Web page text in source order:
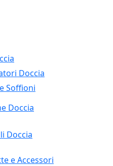
Doccia
Soffioni
Doccia
Doccia
e Accessori